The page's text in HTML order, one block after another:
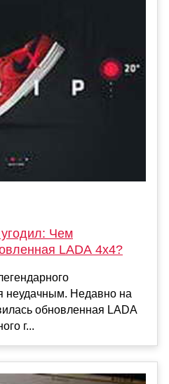
Чем
LADA 4x4?
неудачным. Недавно на
обновленная LADA
г...